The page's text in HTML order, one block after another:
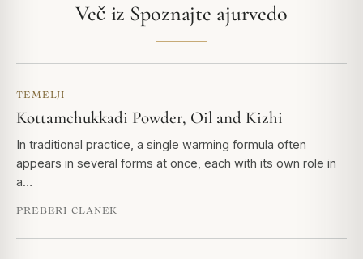
Več iz Spoznajte ajurvedo
TEMELJI
Kottamchukkadi Powder, Oil and Kizhi
In traditional practice, a single warming formula often
appears in several forms at once, each with its own role in
a…
PREBERI ČLANEK